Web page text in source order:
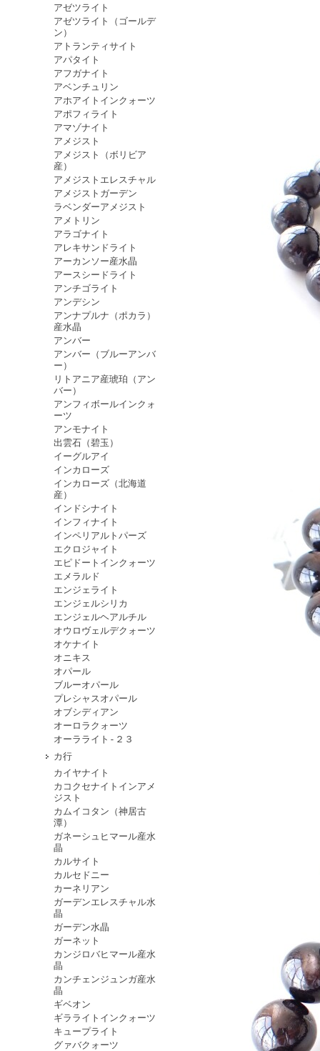
アゼツライト
アゼツライト（ゴールデ
ン）
アトランティサイト
アパタイト
アフガナイト
アベンチュリン
アホアイトインクォーツ
アポフィライト
アマゾナイト
アメジスト
アメジスト（ボリビア
産）
アメジストエレスチャル
アメジストガーデン
ラベンダーアメジスト
アメトリン
アラゴナイト
アレキサンドライト
アーカンソー産水晶
アースシードライト
アンチゴライト
アンデシン
アンナプルナ（ポカラ）
産水晶
アンバー
アンバー（ブルーアンバ
ー）
リトアニア産琥珀（アン
バー）
アンフィボールインクォ
ーツ
アンモナイト
出雲石（碧玉）
イーグルアイ
インカローズ
インカローズ（北海道
産）
インドシナイト
インフィナイト
インペリアルトパーズ
エクロジャイト
エピドートインクォーツ
エメラルド
エンジェライト
エンジェルシリカ
エンジェルヘアルチル
オウロヴェルデクォーツ
オケナイト
オニキス
オパール
ブルーオパール
プレシャスオパール
オブシディアン
オーロラクォーツ
オーラライト-２３
カ行
カイヤナイト
カコクセナイトインアメ
ジスト
カムイコタン（神居古
潭）
ガネーシュヒマール産水
晶
カルサイト
カルセドニー
カーネリアン
ガーデンエレスチャル水
晶
ガーデン水晶
ガーネット
カンジロバヒマール産水
晶
カンチェンジュンガ産水
晶
ギベオン
ギラライトインクォーツ
キュープライト
グァバクォーツ